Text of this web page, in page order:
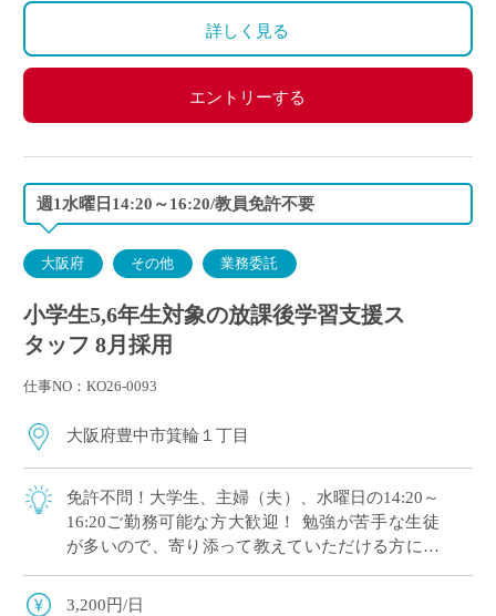
詳しく見る
エントリーする
週1水曜日14:20～16:20/教員免許不要
大阪府 その他 業務委託
小学生5,6年生対象の放課後学習支援ス
タッフ 8月採用
仕事NO：KO26-0093
大阪府豊中市箕輪１丁目
免許不問！大学生、主婦（夫）、水曜日の14:20～
16:20ご勤務可能な方大歓迎！ 勉強が苦手な生徒
が多いので、寄り添って教えていただける方にオ
ススメです。 マイカー通勤OK（交通費補助あ
り）※一部マイカー不可の学校あり
3,200円/日